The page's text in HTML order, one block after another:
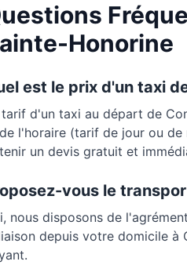
Honorine
est le prix d'un taxi
tarif d'un taxi au départ de
l'horaire (tarif de jour ou de
un devis gratuit et
vous le
nous disposons de
depuis votre domicile à